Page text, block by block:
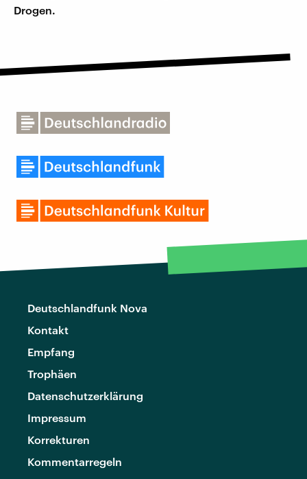
Drogen.
Deutschlandfunk Nova
Kontakt
Empfang
Trophäen
Datenschutzerklärung
Impressum
Korrekturen
Kommentarregeln